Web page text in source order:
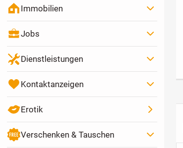
Freizeitpartnerin
Entspannung
Traditionelle
Immobilien
Jobs
Dienstleistungen
Kontaktanzeigen
Erotik
Verschenken & Tauschen